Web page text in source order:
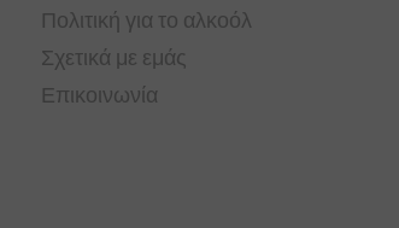
Πολιτική για το αλκοόλ
Σχετικά με εμάς
Επικοινωνία